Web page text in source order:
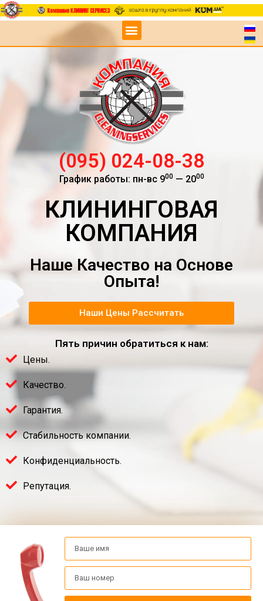
(095) 024-08-38
График работы: пн-вс 900— 2000
КЛИНИНГОВАЯ
КОМПАНИЯ
Наше Качество на Основе
Опыта!
Наши Цены Рассчитать
Пять причин обратиться к нам:
Цены.
Качество.
Гарантия.
Стабильность компании.
Конфиденциальность.
Репутация.